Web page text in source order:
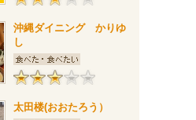
沖縄ダイニング かりゆ
し
太田楼(おおたろう）